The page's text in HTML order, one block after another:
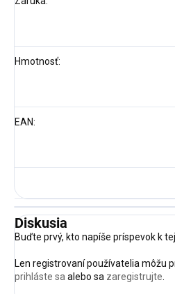
Hmotnosť:
EAN:
Diskusia
Buďte prvý, kto napíše príspevok k
Len registrovaní používatelia môžu
prihláste sa alebo sa zaregistrujte